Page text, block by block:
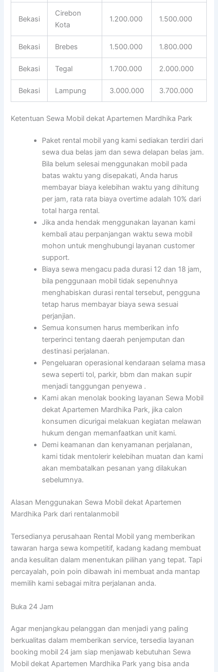
Bekasi
Cirebon
Kota
1.200.000 1.500.000
Bekasi Brebes 1.500.000 1.800.000
Bekasi Tegal 1.700.000 2.000.000
Bekasi Lampung 3.000.000 3.700.000
Ketentuan Sewa Mobil dekat Apartemen Mardhika Park
Paket rental mobil yang kami sediakan terdiri dari
sewa dua belas jam dan sewa delapan belas jam.
Bila belum selesai menggunakan mobil pada
batas waktu yang disepakati, Anda harus
membayar biaya kelebihan waktu yang dihitung
per jam, rata rata biaya overtime adalah 10% dari
total harga rental.
Jika anda hendak menggunakan layanan kami
kembali atau perpanjangan waktu sewa mobil
mohon untuk menghubungi layanan customer
support.
Biaya sewa mengacu pada durasi 12 dan 18 jam,
bila penggunaan mobil tidak sepenuhnya
menghabiskan durasi rental tersebut, pengguna
tetap harus membayar biaya sewa sesuai
perjanjian.
Semua konsumen harus memberikan info
terperinci tentang daerah penjemputan dan
destinasi perjalanan.
Pengeluaran operasional kendaraan selama masa
sewa seperti tol, parkir, bbm dan makan supir
menjadi tanggungan penyewa .
Kami akan menolak booking layanan Sewa Mobil
dekat Apartemen Mardhika Park, jika calon
konsumen dicurigai melakuan kegiatan melawan
hukum dengan memanfaatkan unit kami.
Demi keamanan dan kenyamanan perjalanan,
kami tidak mentolerir kelebihan muatan dan kami
akan membatalkan pesanan yang dilakukan
sebelumnya.
Alasan Menggunakan Sewa Mobil dekat Apartemen
Mardhika Park dari rentalanmobil
Tersedianya perusahaan Rental Mobil yang memberikan
tawaran harga sewa kompetitif, kadang kadang membuat
anda kesulitan dalam menentukan pilihan yang tepat. Tapi
percayalah, poin poin dibawah ini membuat anda mantap
memilih kami sebagai mitra perjalanan anda.
Buka 24 Jam
Agar menjangkau pelanggan dan menjadi yang paling
berkualitas dalam memberikan service, tersedia layanan
booking mobil 24 jam siap menjawab kebutuhan Sewa
Mobil dekat Apartemen Mardhika Park yang bisa anda